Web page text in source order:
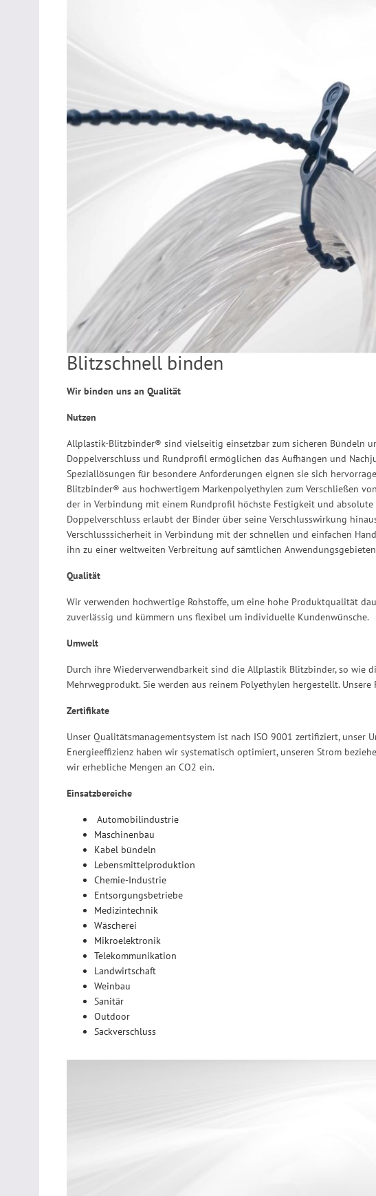
Blitzschnell binden
Wir binden uns an Qualität
Nutzen
Allplastik-Blitzbinder® sind vielseitig einsetzbar zum sicheren Bündeln
Doppelverschluss und Rundprofil ermöglichen das Aufhängen und
Speziallösungen für besondere Anforderungen eignen sie sich
Blitzbinder® aus hochwertigem Markenpolyethylen zum Verschließen
der in Verbindung mit einem Rundprofil höchste Festigkeit und
Doppelverschluss erlaubt der Binder über seine Verschlusswirkung
Verschlusssicherheit in Verbindung mit der schnellen und einfachen
ihn zu einer weltweiten Verbreitung auf sämtlichen
Qualität
Wir verwenden hochwertige Rohstoffe, um eine hohe Produktqualität
zuverlässig und kümmern uns flexibel um individuelle Kundenwünsche.
Umwelt
Durch ihre Wiederverwendbarkeit sind die Allplastik Blitzbinder, so wie
Mehrwegprodukt. Sie werden aus reinem Polyethylen hergestellt.
Zertifikate
Unser Qualitätsmanagementsystem ist nach ISO 9001 zertifiziert, unser
Energieeffizienz haben wir systematisch optimiert, unseren Strom
wir erhebliche Mengen an CO2 ein.
Einsatzbereiche
Automobilindustrie
Maschinenbau
Kabel bündeln
Lebensmittelproduktion
Chemie-Industrie
Entsorgungsbetriebe
Medizintechnik
Wäscherei
Mikroelektronik
Telekommunikation
Landwirtschaft
Weinbau
Sanitär
Outdoor
Sackverschluss